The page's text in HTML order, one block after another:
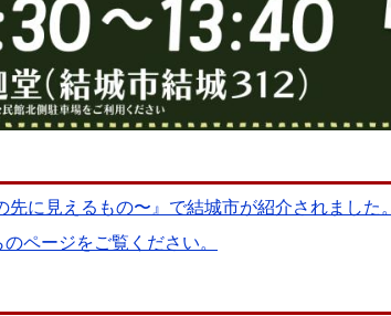
に見えるもの〜』で結城市が紹介されました。
ページをご覧ください。